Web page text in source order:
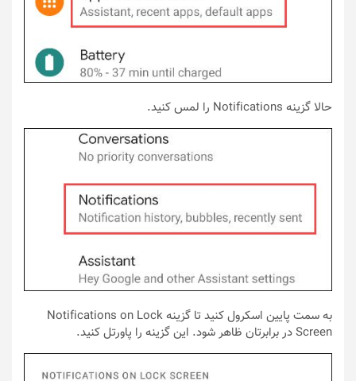
حالا گزینه Notifications را لمس کنید.
به سمت پایین اسکرول کنید تا گزینه Notifications on Lock
Screen در برابرتان ظاهر شود. این گزینه را پاورتل کنید.